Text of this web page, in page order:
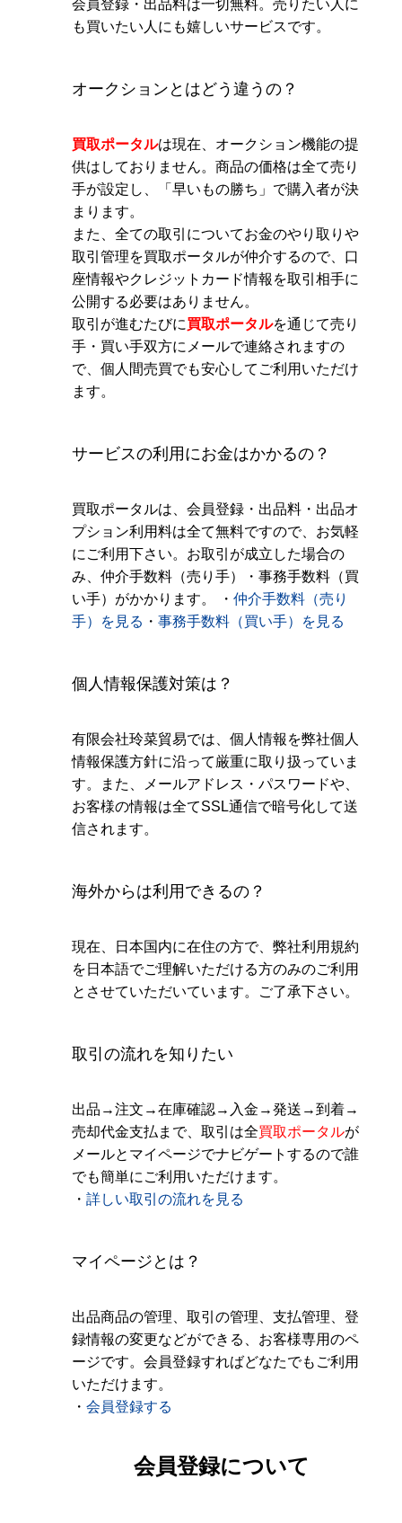
会員登録・出品料は一切無料。売りたい人に
も買いたい人にも嬉しいサービスです。
オークションとはどう違うの？
買取ポータルは現在、オークション機能の提
供はしておりません。商品の価格は全て売り
手が設定し、「早いもの勝ち」で購入者が決
まります。
また、全ての取引についてお金のやり取りや
取引管理を買取ポータルが仲介するので、口
座情報やクレジットカード情報を取引相手に
公開する必要はありません。
取引が進むたびに買取ポータルを通じて売り
手・買い手双方にメールで連絡されますの
で、個人間売買でも安心してご利用いただけ
ます。
サービスの利用にお金はかかるの？
買取ポータルは、会員登録・出品料・出品オ
プション利用料は全て無料ですので、お気軽
にご利用下さい。お取引が成立した場合の
み、仲介手数料（売り手）・事務手数料（買
い手）がかかります。 ・ 仲介手数料（売り
手）を見る ・ 事務手数料（買い手）を見る
個人情報保護対策は？
有限会社玲菜貿易では、個人情報を弊社個人
情報保護方針に沿って厳重に取り扱っていま
す。また、メールアドレス・パスワードや、
お客様の情報は全てSSL通信で暗号化して送
信されます。
海外からは利用できるの？
現在、日本国内に在住の方で、弊社利用規約
を日本語でご理解いただける方のみのご利用
とさせていただいています。ご了承下さい。
取引の流れを知りたい
出品→注文→在庫確認→入金→発送→到着→
売却代金支払まで、取引は全買取ポータルが
メールとマイページでナビゲートするので誰
でも簡単にご利用いただけます。
・ 詳しい取引の流れを見る
マイページとは？
出品商品の管理、取引の管理、支払管理、登
録情報の変更などができる、お客様専用のペ
ージです。会員登録すればどなたでもご利用
いただけます。
・ 会員登録する
会員登録について